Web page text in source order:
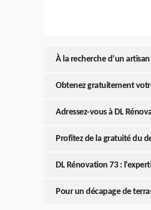
À la recherche d’un
Obtenez gratuitement
Adressez-vous à DL
Profitez de la gratuité du
DL Rénovation 73 :
Pour un décapage de